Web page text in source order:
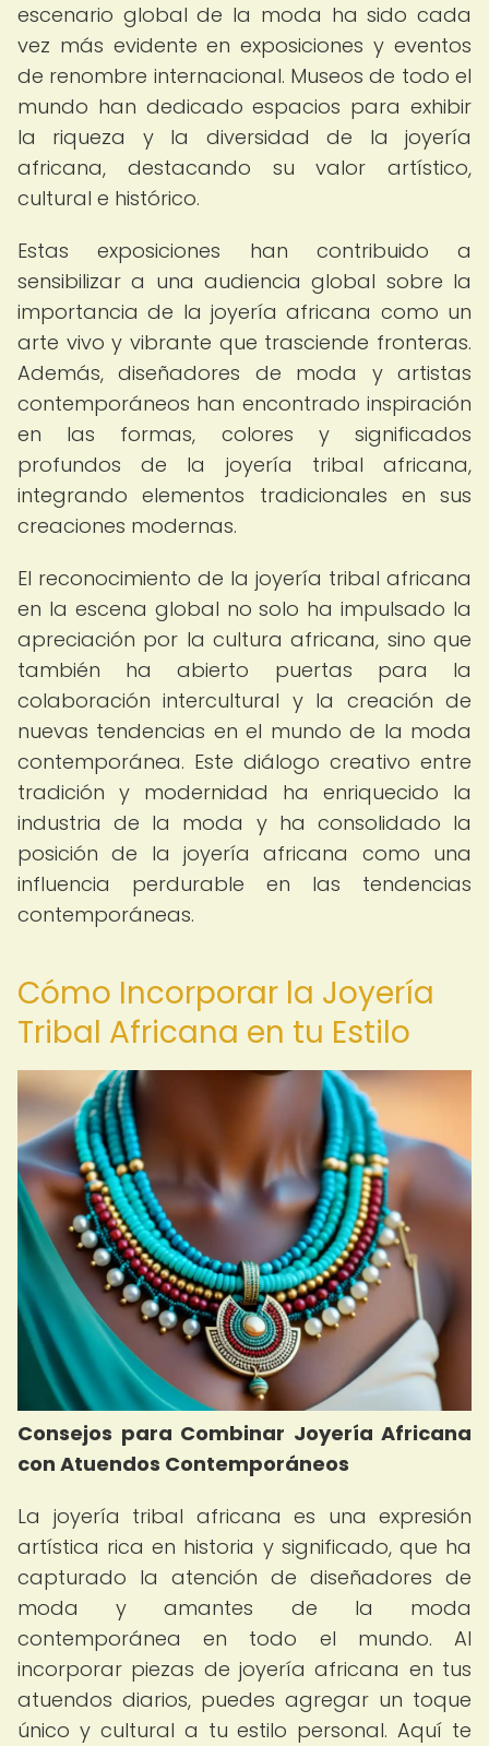
escenario global de la moda ha sido cada
vez más evidente en exposiciones y eventos
de renombre internacional. Museos de todo el
mundo han dedicado espacios para exhibir
la riqueza y la diversidad de la joyería
africana, destacando su valor artístico,
cultural e histórico.
Estas exposiciones han contribuido a
sensibilizar a una audiencia global sobre la
importancia de la joyería africana como un
arte vivo y vibrante que trasciende fronteras.
Además, diseñadores de moda y artistas
contemporáneos han encontrado inspiración
en las formas, colores y significados
profundos de la joyería tribal africana,
integrando elementos tradicionales en sus
creaciones modernas.
El reconocimiento de la joyería tribal africana
en la escena global no solo ha impulsado la
apreciación por la cultura africana, sino que
también ha abierto puertas para la
colaboración intercultural y la creación de
nuevas tendencias en el mundo de la moda
contemporánea. Este diálogo creativo entre
tradición y modernidad ha enriquecido la
industria de la moda y ha consolidado la
posición de la joyería africana como una
influencia perdurable en las tendencias
contemporáneas.
Cómo Incorporar la Joyería
Tribal Africana en tu Estilo
Consejos para Combinar Joyería Africana
con Atuendos Contemporáneos
La joyería tribal africana es una expresión
artística rica en historia y significado, que ha
capturado la atención de diseñadores de
moda y amantes de la moda
contemporánea en todo el mundo. Al
incorporar piezas de joyería africana en tus
atuendos diarios, puedes agregar un toque
único y cultural a tu estilo personal. Aquí te